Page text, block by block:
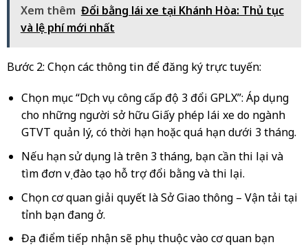
Xem thêm Đổi bằng lái xe tại Khánh Hòa: Thủ tục
và lệ phí mới nhất
Bước 2: Chọn các thông tin để đăng ký trực tuyến:
Chọn mục “Dịch vụ công cấp độ 3 đổi GPLX”: Áp dụng
cho những người sở hữu Giấy phép lái xe do ngành
GTVT quản lý, có thời hạn hoặc quá hạn dưới 3 tháng.
Nếu hạn sử dụng là trên 3 tháng, bạn cần thi lại và
tìm đơn vị đào tạo hỗ trợ đổi bằng và thi lại.
Chọn cơ quan giải quyết là Sở Giao thông – Vận tải tại
tỉnh bạn đang ở.
Địa điểm tiếp nhận sẽ phụ thuộc vào cơ quan bạn